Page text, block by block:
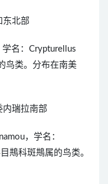
东北部
名：Crypturellus
鸟类。分布在南美
内瑞拉南部
，学名：
䳍科斑䳍属的鸟类。